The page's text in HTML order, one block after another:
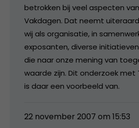
betrokken bij veel aspecten
Vakdagen. Dat neemt
wij als organisatie, in
exposanten, diverse
die naar onze mening van
waarde zijn. Dit onderzoek met
is daar een voorbeeld van.
22 november 2007 om 15:53